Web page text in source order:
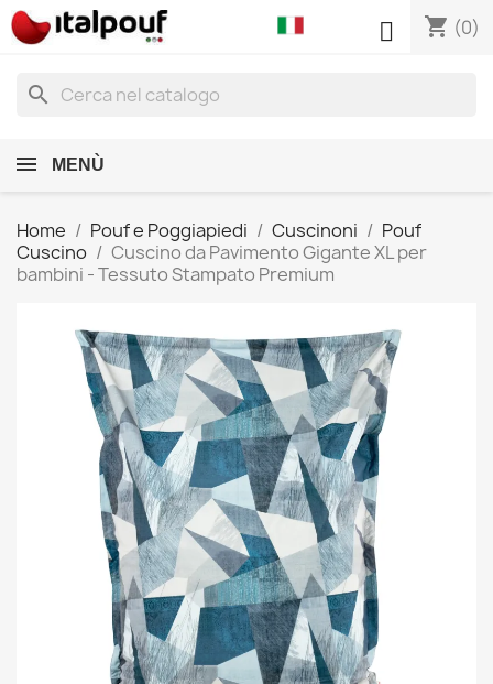
shopping_cart (0)

search
MENÙ
Home Pouf e Poggiapiedi Cuscinoni
Pouf
Cuscino
Cuscino da Pavimento Gigante XL per
bambini - Tessuto Stampato Premium